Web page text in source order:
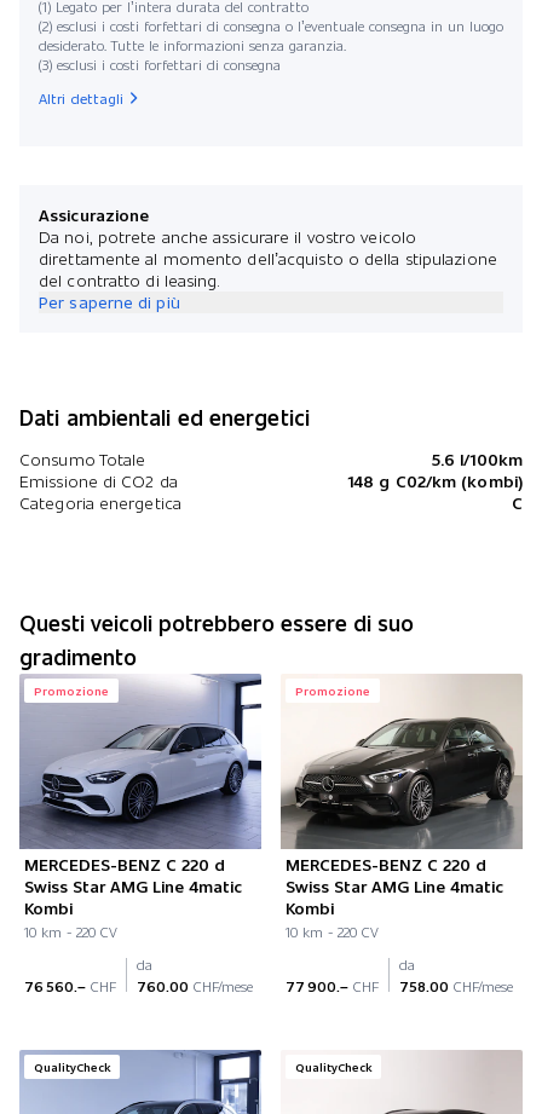
(1) Legato per l’intera durata del contratto
(2) esclusi i costi forfettari di consegna o l’eventuale consegna in un luogo
desiderato. Tutte le informazioni senza garanzia.
(3) esclusi i costi forfettari di consegna
Altri dettagli
Assicurazione
Da noi, potrete anche assicurare il vostro veicolo
direttamente al momento dell’acquisto o della stipulazione
del contratto di leasing.
Per saperne di più
Dati ambientali ed energetici
Consumo Totale
5.6 l/100km
Emissione di CO2 da
148 g C02/km (kombi)
Categoria energetica
C
Questi veicoli potrebbero essere di suo
gradimento
Promozione
MERCEDES-BENZ C 220 d
Swiss Star AMG Line 4matic
Kombi
10 km - 220 CV
76 560.– CHF
da
760.00 CHF/mese
Promozione
MERCEDES-BENZ C 220 d
Swiss Star AMG Line 4matic
Kombi
10 km - 220 CV
77 900.– CHF
da
758.00 CHF/mese
QualityCheck QualityCheck